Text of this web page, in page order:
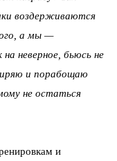
воздерживаются
а мы —
неверное, бьюсь не
и порабощаю
не остаться
и